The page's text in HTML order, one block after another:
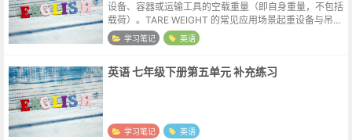
设备、容器或运输工具的空载重量（即自身重量，不包括
载荷）。TARE WEIGHT 的常见应用场景起重设备与吊具
在起重作业中，TARE WEIGHT 指吊具、吊钩、永磁吸盘
等设...
学习笔记 英语
英语 七年级下册第五单元 补充练习
学习笔记 英语